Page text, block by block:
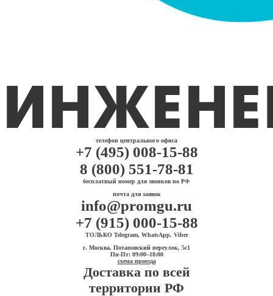
телефон центрального офиса
+7 (495) 008-15-88
8 (800) 551-78-81
бесплатный номер для звонков по РФ
почта для заявок
info@promgu.ru
+7 (915) 000-15-88
ТОЛЬКО Telegram, WhatsApp, Viber
г. Москва, Потаповский переулок, 5с1
Пн-Пт: 09:00–18:00
схема проезда
Доставка по всей
территории РФ